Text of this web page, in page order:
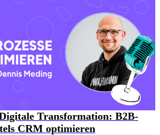
Transformation: B2B-
CRM optimieren